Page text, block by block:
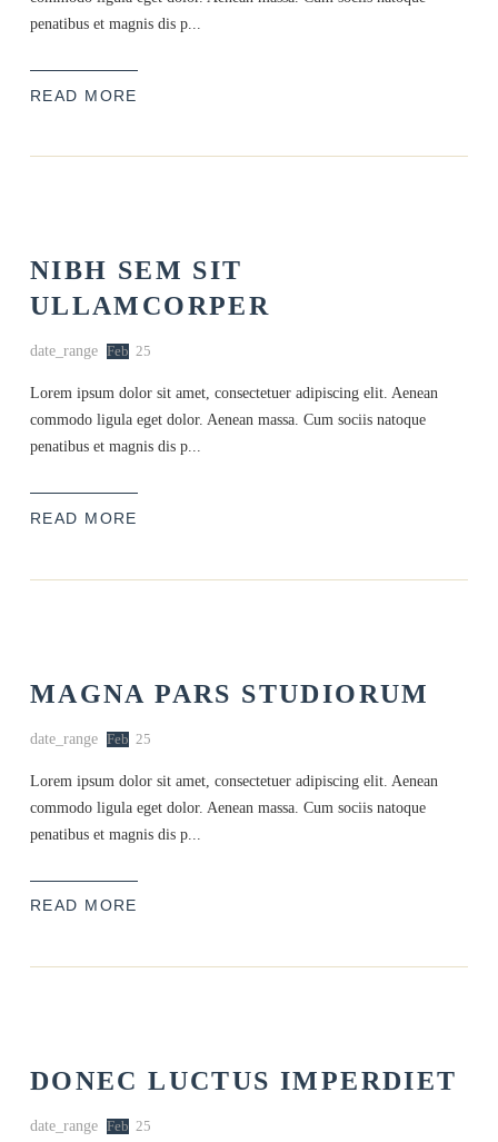
penatibus et magnis dis p...
READ MORE
NIBH SEM SIT
ULLAMCORPER
date_range Feb 25
Lorem ipsum dolor sit amet, consectetuer adipiscing elit. Aenean
commodo ligula eget dolor. Aenean massa. Cum sociis natoque
penatibus et magnis dis p...
READ MORE
MAGNA PARS STUDIORUM
date_range Feb 25
Lorem ipsum dolor sit amet, consectetuer adipiscing elit. Aenean
commodo ligula eget dolor. Aenean massa. Cum sociis natoque
penatibus et magnis dis p...
READ MORE
DONEC LUCTUS IMPERDIET
date_range Feb 25